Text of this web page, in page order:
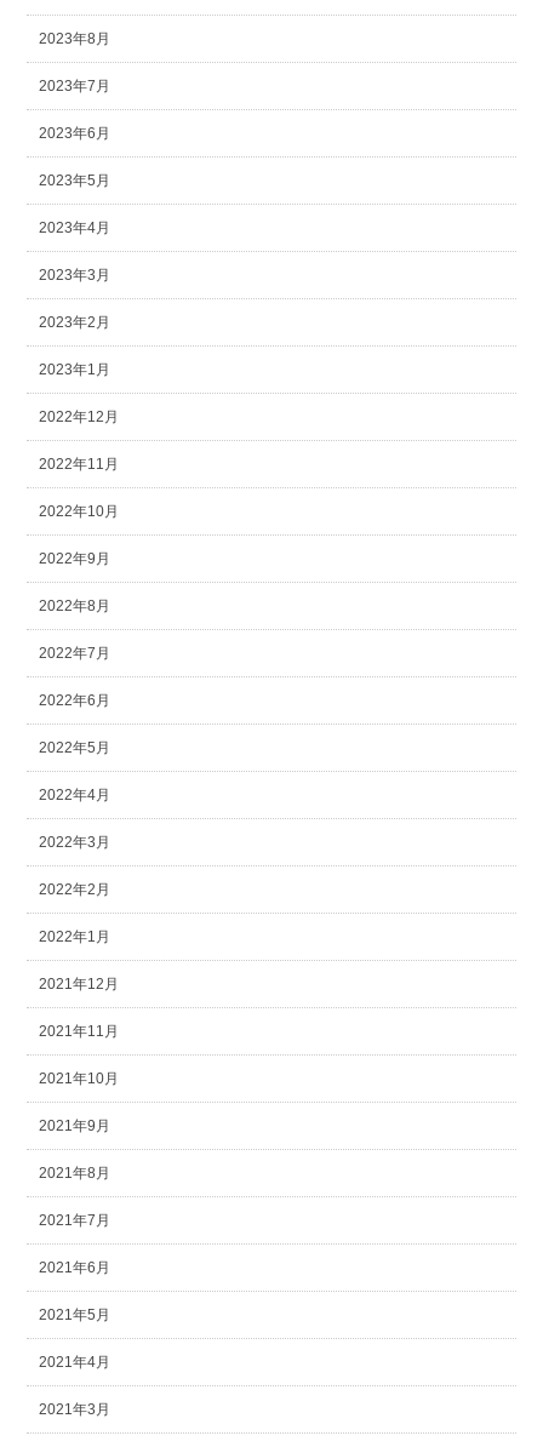
2023年8月
2023年7月
2023年6月
2023年5月
2023年4月
2023年3月
2023年2月
2023年1月
2022年12月
2022年11月
2022年10月
2022年9月
2022年8月
2022年7月
2022年6月
2022年5月
2022年4月
2022年3月
2022年2月
2022年1月
2021年12月
2021年11月
2021年10月
2021年9月
2021年8月
2021年7月
2021年6月
2021年5月
2021年4月
2021年3月